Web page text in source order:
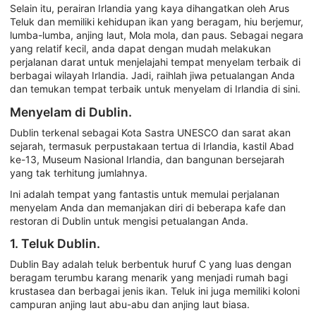
Selain itu, perairan Irlandia yang kaya dihangatkan oleh Arus
Teluk dan memiliki kehidupan ikan yang beragam, hiu berjemur,
lumba-lumba, anjing laut, Mola mola, dan paus. Sebagai negara
yang relatif kecil, anda dapat dengan mudah melakukan
perjalanan darat untuk menjelajahi tempat menyelam terbaik di
berbagai wilayah Irlandia. Jadi, raihlah jiwa petualangan Anda
dan temukan tempat terbaik untuk menyelam di Irlandia di sini.
Menyelam di Dublin.
Dublin terkenal sebagai Kota Sastra UNESCO dan sarat akan
sejarah, termasuk perpustakaan tertua di Irlandia, kastil Abad
ke-13, Museum Nasional Irlandia, dan bangunan bersejarah
yang tak terhitung jumlahnya.
Ini adalah tempat yang fantastis untuk memulai perjalanan
menyelam Anda dan memanjakan diri di beberapa kafe dan
restoran di Dublin untuk mengisi petualangan Anda.
1. Teluk Dublin.
Dublin Bay adalah teluk berbentuk huruf C yang luas dengan
beragam terumbu karang menarik yang menjadi rumah bagi
krustasea dan berbagai jenis ikan. Teluk ini juga memiliki koloni
campuran anjing laut abu-abu dan anjing laut biasa.